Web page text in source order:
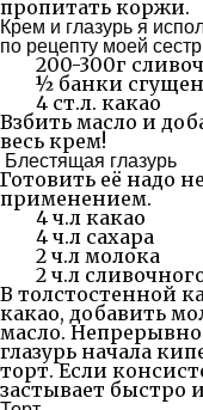
пропитать коржи.
Крем и глазурь я
по рецепту моей
200-300г
½ банки
4 ст.л. какао
Взбить масло и
весь крем!
Блестящая глазурь
Готовить её надо
применением.
4 ч.л какао
4 ч.л сахара
2 ч.л молока
2 ч.л
В толстостенной
какао, добавить
масло.
глазурь начала
торт. Если
застывает быстро